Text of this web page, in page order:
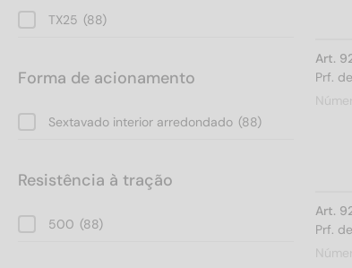
300
(4)
TX25 (88)
Forma de acionamento
Sextavado interior arredondado (88)
Resistência à tração
500 (88)
Art.
Prf.
Art.
Prf.